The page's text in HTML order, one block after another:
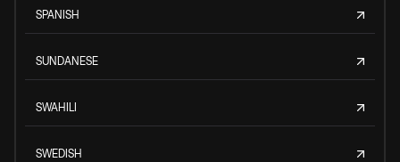
SPANISH
SUNDANESE
SWAHILI
SWEDISH